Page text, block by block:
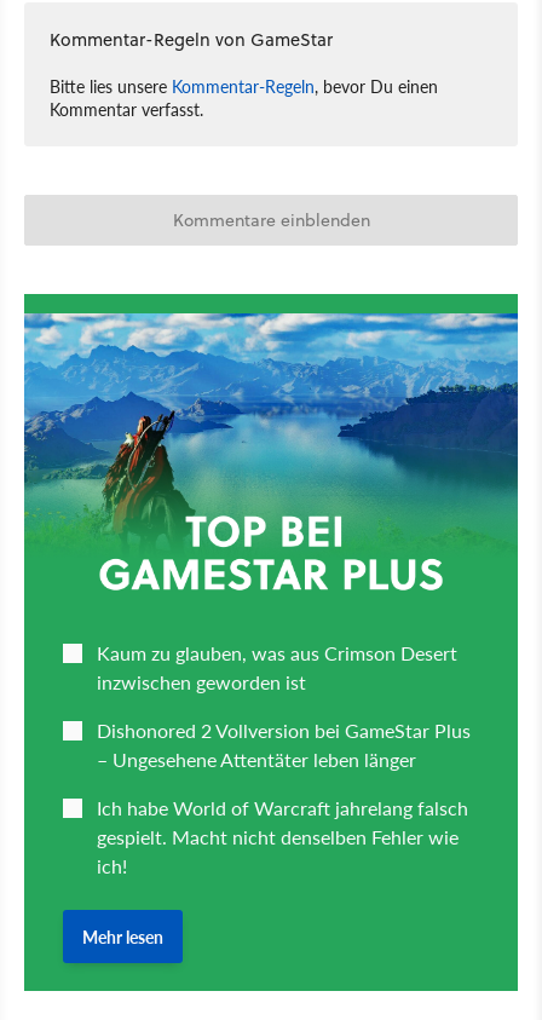
Kommentar-Regeln von GameStar
Bitte lies unsere Kommentar-Regeln, bevor Du einen
Kommentar verfasst.
Kommentare einblenden